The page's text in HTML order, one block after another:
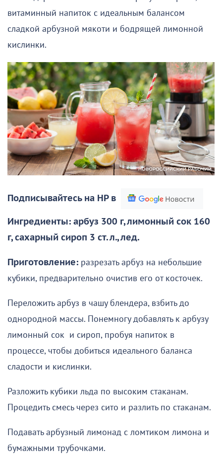
витаминный напиток с идеальным балансом
сладкой арбузной мякоти и бодрящей лимонной
кислинки.
Подписывайтесь на НР в
Ингредиенты: арбуз 300 г, лимонный сок 160
г, сахарный сироп 3 ст. л., лед.
Приготовление: разрезать арбуз на небольшие
кубики, предварительно очистив его от косточек.
Переложить арбуз в чашу блендера, взбить до
однородной массы. Понемногу добавлять к арбузу
лимонный сок и сироп, пробуя напиток в
процессе, чтобы добиться идеального баланса
сладости и кислинки.
Разложить кубики льда по высоким стаканам.
Процедить смесь через сито и разлить по стаканам.
Подавать арбузный лимонад с ломтиком лимона и
бумажными трубочками.